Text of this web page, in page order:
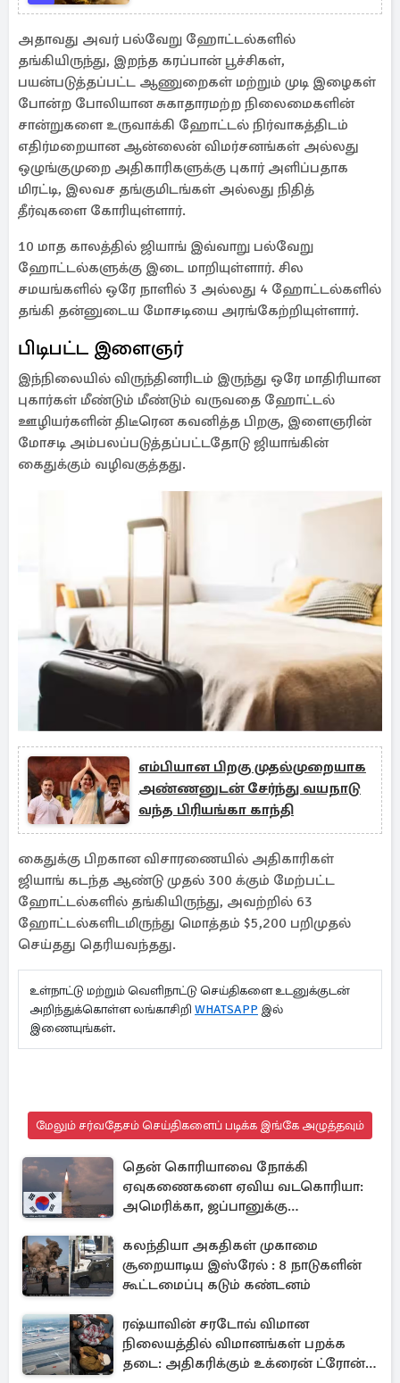
மதிப்பு
அதாவது அவர் பல்வேறு ஹோட்டல்களில்
தங்கியிருந்து, இறந்த கரப்பான் பூச்சிகள்,
பயன்படுத்தப்பட்ட ஆணுறைகள் மற்றும் முடி இழைகள்
போன்ற போலியான சுகாதாரமற்ற நிலைமைகளின்
சான்றுகளை உருவாக்கி ஹோட்டல் நிர்வாகத்திடம்
எதிர்மறையான ஆன்லைன் விமர்சனங்கள் அல்லது
ஒழுங்குமுறை அதிகாரிகளுக்கு புகார் அளிப்பதாக
மிரட்டி, இலவச தங்குமிடங்கள் அல்லது நிதித்
தீர்வுகளை கோரியுள்ளார்.
10 மாத காலத்தில் ஜியாங் இவ்வாறு பல்வேறு
ஹோட்டல்களுக்கு இடை மாறியுள்ளார். சில
சமயங்களில் ஒரே நாளில் 3 அல்லது 4 ஹோட்டல்களில்
தங்கி தன்னுடைய மோசடியை அரங்கேற்றியுள்ளார்.
பிடிபட்ட இளைஞர்
இந்நிலையில் விருந்தினரிடம் இருந்து ஒரே மாதிரியான
புகார்கள் மீண்டும் மீண்டும் வருவதை ஹோட்டல்
ஊழியர்களின் திடீரென கவனித்த பிறகு, இளைஞரின்
மோசடி அம்பலப்படுத்தப்பட்டதோடு ஜியாங்கின்
கைதுக்கும் வழிவகுத்தது.
எம்பியான பிறகு முதல்முறையாக
அண்ணனுடன் சேர்ந்து வயநாடு
வந்த பிரியங்கா காந்தி
கைதுக்கு பிறகான விசாரணையில் அதிகாரிகள்
ஜியாங் கடந்த ஆண்டு முதல் 300 க்கும் மேற்பட்ட
ஹோட்டல்களில் தங்கியிருந்து, அவற்றில் 63
ஹோட்டல்களிடமிருந்து மொத்தம் $5,200 பறிமுதல்
செய்தது தெரியவந்தது.
உள்நாட்டு மற்றும் வெளிநாட்டு செய்திகளை உடனுக்குடன்
அறிந்துக்கொள்ள லங்காசிறி WHATSAPP இல்
இணையுங்கள்.
மேலும் சர்வதேசம் செய்திகளைப் படிக்க இங்கே அழுத்தவும்
தென் கொரியாவை நோக்கி
ஏவுகணைகளை ஏவிய வடகொரியா:
அமெரிக்கா, ஜப்பானுக்கு
கலந்தியா அகதிகள் முகாமை
சூறையாடிய இஸ்ரேல் : 8 நாடுகளின்
கூட்டமைப்பு கடும் கண்டனம்
ரஷ்யாவின் சரடோவ் விமான
நிலையத்தில் விமானங்கள் பறக்க
தடை: அதிகரிக்கும் உக்ரைன் ட்ரோன்